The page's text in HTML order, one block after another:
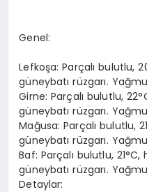
Genel:
Lefkoşa: Parçalı bulutlu,
güneybatı rüzgarı.
Girne: Parçalı bulutlu,
güneybatı rüzgarı.
Mağusa: Parçalı bulutlu,
güneybatı rüzgarı.
Baf: Parçalı bulutlu,
güneybatı rüzgarı.
Detaylar: